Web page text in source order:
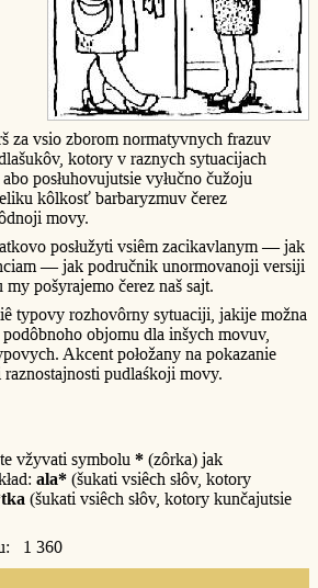
za vsio zborom normatyvnych frazuv
kotory v raznych sytuacijach
posłuhovujutsie vyłučno čužoju
kôlkosť barbaryzmuv čerez
movy.
posłužyti vsiêm zacikavlanym — jak
— jak područnik unormovanoji versiji
pošyrajemo čerez naš sajt.
typovy rozhovôrny sytuaciji, jakije možna
objomu dla inšych movuv,
Akcent połožany na pokazanie
pudlaśkoji movy.
vžyvati symbolu * (zôrka) jak
ala* (šukati vsiêch słôv, kotory
(šukati vsiêch słôv, kotory kunčajutsie
1 360